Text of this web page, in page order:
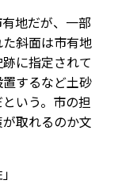
地だが、一部
斜面は市有地
に指定されて
するなど土砂
いう。市の担
取れるのか文